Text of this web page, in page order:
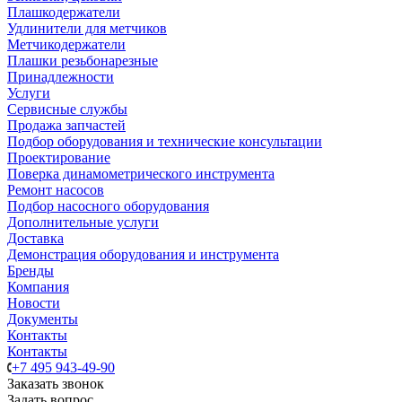
Плашкодержатели
Удлинители для метчиков
Метчикодержатели
Плашки резьбонарезные
Принадлежности
Услуги
Сервисные службы
Продажа запчастей
Подбор оборудования и технические консультации
Проектирование
Поверка динамометрического инструмента
Ремонт насосов
Подбор насосного оборудования
Дополнительные услуги
Доставка
Демонстрация оборудования и инструмента
Бренды
Компания
Новости
Документы
Контакты
Контакты
+7 495 943-49-90
Заказать звонок